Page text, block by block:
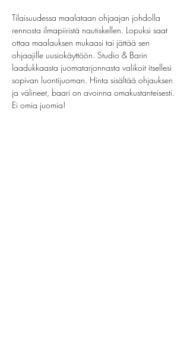
Tilaisuudessa maalataan ohjaajan johdolla
rennosta ilmapiiristä nautiskellen. Lopuksi saat
ottaa maalauksen mukaasi tai jättää sen
ohjaajille uusiokäyttöön. Studio & Barin
laadukkaasta juomatarjonnasta valikoit itsellesi
sopivan luontijuoman. Hinta sisältää ohjauksen
ja välineet, baari on avoinna omakustanteisesti.
Ei omia juomia!